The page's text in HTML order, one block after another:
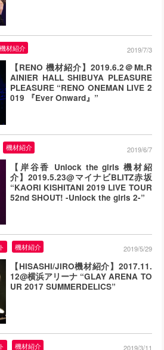
【RENO 機材紹介】2019.6.2＠Mt.R
AINIER HALL SHIBUYA PLEASURE
PLEASURE “RENO ONEMAN LIVE 2
019 『Ever Onward』”
機材紹介 2019/7/3
【岸谷香 Unlock the girls 機材紹
介】2019.5.23@マイナビBLITZ赤坂
“KAORI KISHITANI 2019 LIVE TOUR
52nd SHOUT! -Unlock the girls 2-”
機材紹介 2019/6/7
【HISASHI/JIRO機材紹介】2017.11.
12@横浜アリーナ “GLAY ARENA TO
UR 2017 SUMMERDELICS”
機材紹介 2019/5/29
機材紹介 2019/3/11